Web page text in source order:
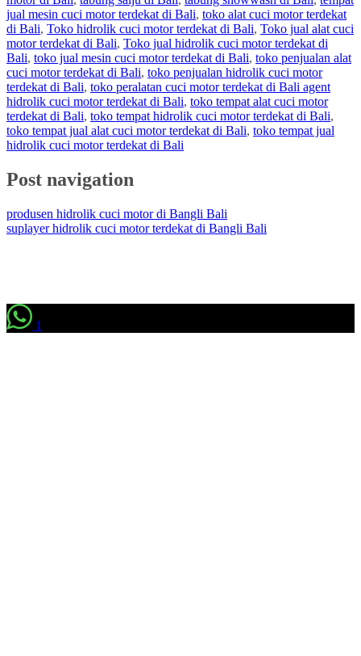
jual mesin cuci motor terdekat di Bali, toko alat cuci motor terdekat
di Bali, Toko hidrolik cuci motor terdekat di Bali, Toko jual alat cuci
motor terdekat di Bali, Toko jual hidrolik cuci motor terdekat di
Bali, toko jual mesin cuci motor terdekat di Bali, toko penjualan alat
cuci motor terdekat di Bali, toko penjualan hidrolik cuci motor
terdekat di Bali, toko peralatan cuci motor terdekat di Bali agent
hidrolik cuci motor terdekat di Bali, toko tempat alat cuci motor
terdekat di Bali, toko tempat hidrolik cuci motor terdekat di Bali,
toko tempat jual alat cuci motor terdekat di Bali, toko tempat jual
hidrolik cuci motor terdekat di Bali
Post navigation
produsen hidrolik cuci motor di Bangli Bali
suplayer hidrolik cuci motor terdekat di Bangli Bali
1